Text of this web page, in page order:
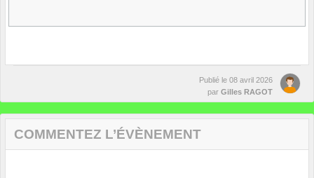
Publié le 08 avril 2026
par Gilles RAGOT
COMMENTEZ L’ÉVÈNEMENT